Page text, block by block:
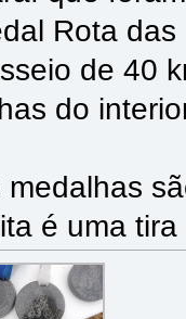
Rota
de 40
do
medalhas
é uma